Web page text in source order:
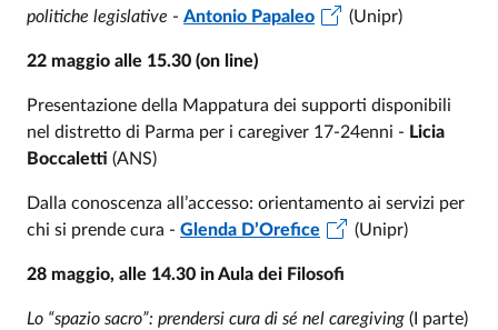
politiche legislative - Antonio Papaleo (Unipr)
22 maggio alle 15.30 (on line)
Presentazione della Mappatura dei supporti disponibili
nel distretto di Parma per i caregiver 17-24enni - Licia
Boccaletti (ANS)
Dalla conoscenza all’accesso: orientamento ai servizi per
chi si prende cura - Glenda D’Orefice (Unipr)
28 maggio, alle 14.30 in Aula dei Filosofi
Lo “spazio sacro”: prendersi cura di sé nel caregiving (I parte)